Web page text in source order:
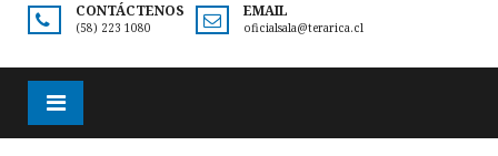
CONTÁCTENOS
(58) 223 1080
EMAIL
oficialsala@terarica.cl